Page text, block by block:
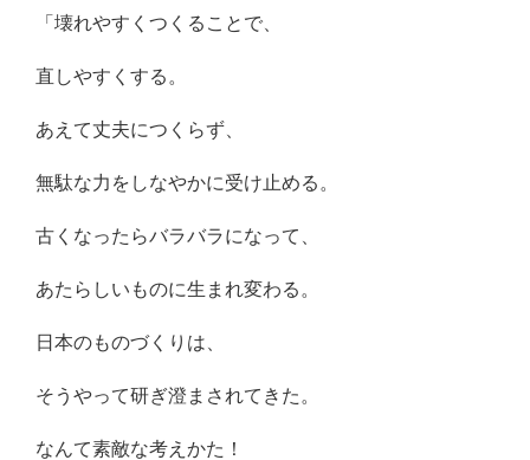
「壊れやすくつくることで、
直しやすくする。
あえて丈夫につくらず、
無駄な力をしなやかに受け止める。
古くなったらバラバラになって、
あたらしいものに生まれ変わる。
日本のものづくりは、
そうやって研ぎ澄まされてきた。
なんて素敵な考えかた！